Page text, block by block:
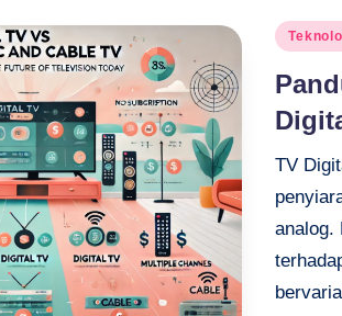
Posted
TV
analog.